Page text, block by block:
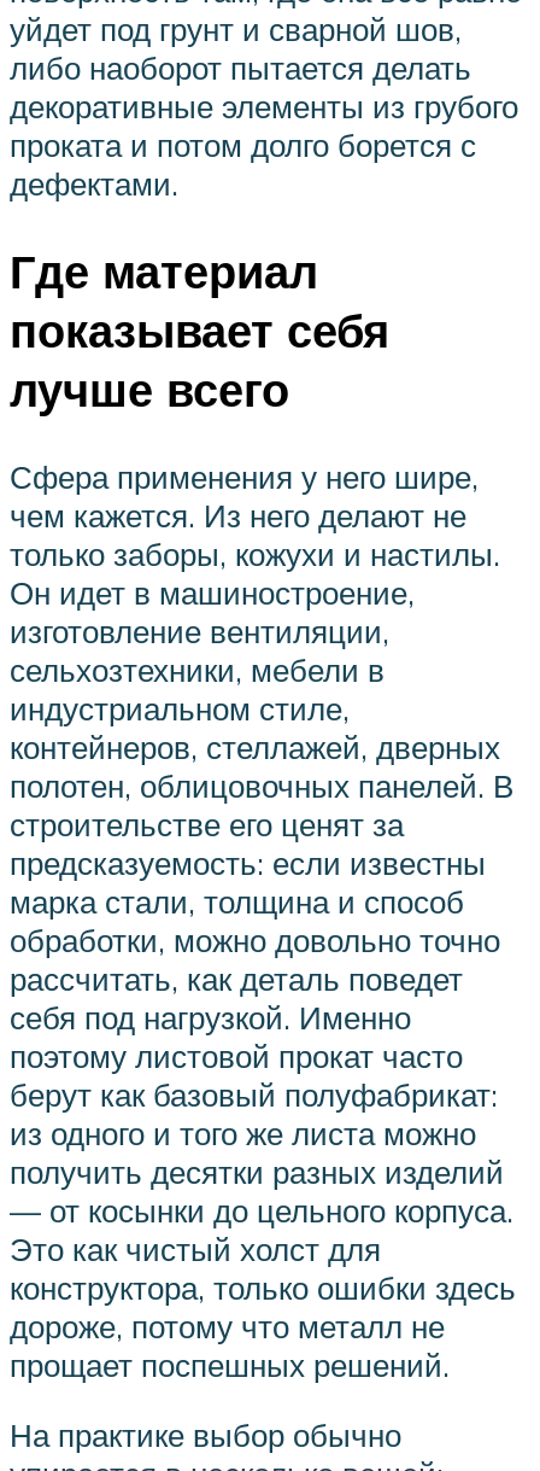
уйдет под грунт и сварной шов,
либо наоборот пытается делать
декоративные элементы из грубого
проката и потом долго борется с
дефектами.
Где материал
показывает себя
лучше всего
Сфера применения у него шире,
чем кажется. Из него делают не
только заборы, кожухи и настилы.
Он идет в машиностроение,
изготовление вентиляции,
сельхозтехники, мебели в
индустриальном стиле,
контейнеров, стеллажей, дверных
полотен, облицовочных панелей. В
строительстве его ценят за
предсказуемость: если известны
марка стали, толщина и способ
обработки, можно довольно точно
рассчитать, как деталь поведет
себя под нагрузкой. Именно
поэтому листовой прокат часто
берут как базовый полуфабрикат:
из одного и того же листа можно
получить десятки разных изделий
— от косынки до цельного корпуса.
Это как чистый холст для
конструктора, только ошибки здесь
дороже, потому что металл не
прощает поспешных решений.
На практике выбор обычно